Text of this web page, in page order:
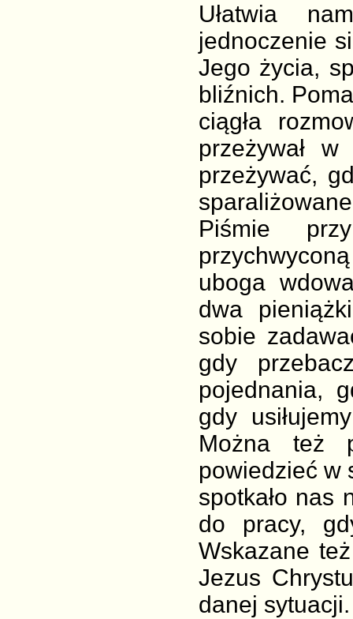
Ułatwia
jednoczenie
Jego życia,
bliźnich.
ciągła
przeżywał
przeżywać,
Piśmie
uboga
dwa
sobie
gdy
pojednania,
gdy
Można też
powiedzieć w
spotkało nas
do pracy,
Wskazane
Jezus
danej sytuacji.